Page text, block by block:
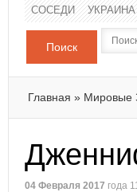
СОСЕДИ УКРАИНА
Поиск
Главная » Мировые
04 Февраля 2017 года